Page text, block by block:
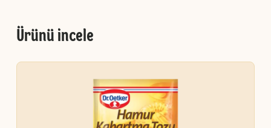
Ürünü incele